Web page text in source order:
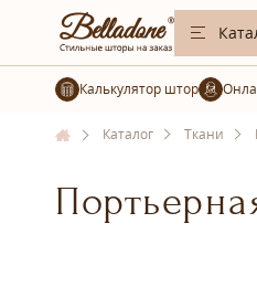
Калькулятор штор
Каталог Ткани